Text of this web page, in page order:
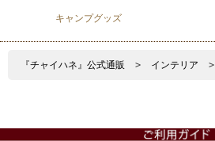
キャンプグッズ
『チャイハネ』公式通販 > インテリア >